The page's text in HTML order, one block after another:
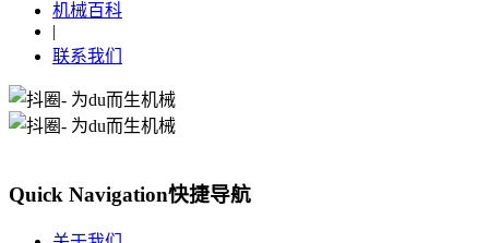
机械百科
|
联系我们
Quick Navigation快捷导航